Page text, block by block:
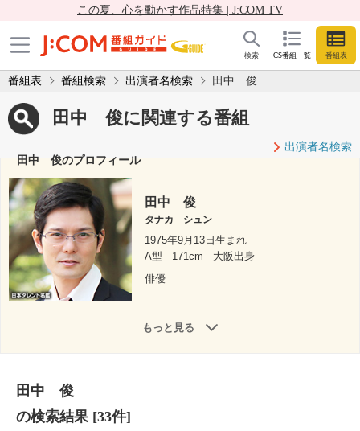
この夏、心を動かす作品特集 | J:COM TV
CS番組一覧 番組表
検索
番組表 番組検索 出演者名検索 田中 俊
田中 俊に関連する番組
出演者名検索
田中 俊のプロフィール
田中 俊
タナカ シュン
1975年9月13日生まれ
A型
171cm
大阪出身
俳優
もっと見る
田中 俊
の検索結果[33件]